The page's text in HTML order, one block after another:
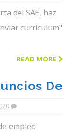
Y
del SAE, haz
curriculum"
READ MORE
De
empleo